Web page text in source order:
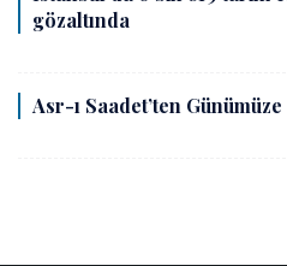
gözaltında
Asr-ı Saadet’ten